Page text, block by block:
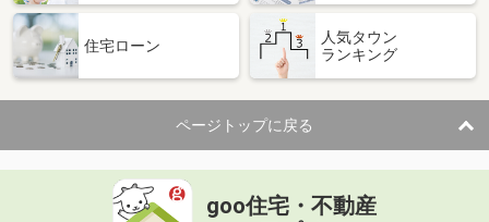
住宅ローン
人気タウン
ランキング
ページトップに戻る
goo住宅・不動産